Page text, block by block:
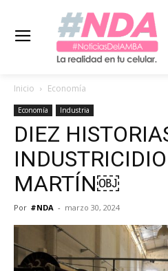
Inicio Economía
Economía Industria
DIEZ
MARTÍN￼
Por #NDA - marzo 30, 2024